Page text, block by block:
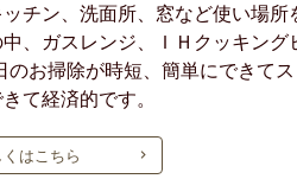
ッチン、洗面所、窓など使い場
、ガスレンジ、ＩＨクッキン
のお掃除が時短、簡単にできて
て経済的です。
はこちら